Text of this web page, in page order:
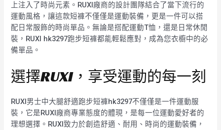
上注入了時尚元素。RUXI廠商的設計團隊結合了當下流行的
運動風格，讓這款短褲不僅僅是運動裝備，更是一件可以搭
配日常服飾的時尚單品。無論是搭配運動T恤，還是日常休閒
裝，RUXI hk3297跑步短褲都能輕鬆應對，成為您衣櫥中的必
備單品。
選擇RUXI，享受運動的每一刻
RUXI男士中大腿舒適跑步短褲hk3297不僅僅是一件運動服
裝，它是RUXI廠商專業態度的體現，是每一位運動愛好者的
理想選擇。RUXI致力於創造舒適、耐用、時尚的運動裝備，